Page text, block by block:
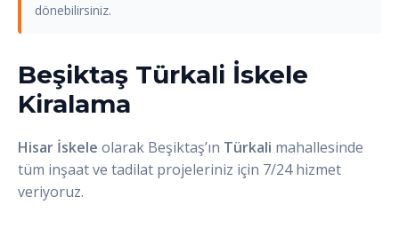
dönebilirsiniz.
Beşiktaş Türkali İskele
Kiralama
Hisar İskele olarak Beşiktaş’ın Türkali mahallesinde
tüm inşaat ve tadilat projeleriniz için 7/24 hizmet
veriyoruz.